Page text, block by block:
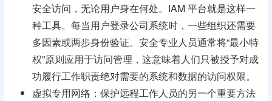
安全访问，无论用户身在何处。IAM 平台就是这样一
种工具。每当用户登录公司系统时，一些组织还需要
多因素或两步身份验证。安全专业人员通常将“最小特
权”原则应用于访问管理，这意味着人们只被授予对成
功履行工作职责绝对需要的系统和数据的访问权限。
虚拟专用网络：保护远程工作人员的另一个重要方法